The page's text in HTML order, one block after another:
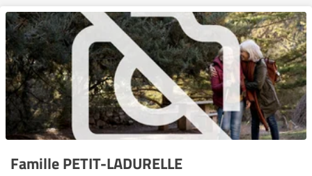
Famille PETIT-LADURELLE